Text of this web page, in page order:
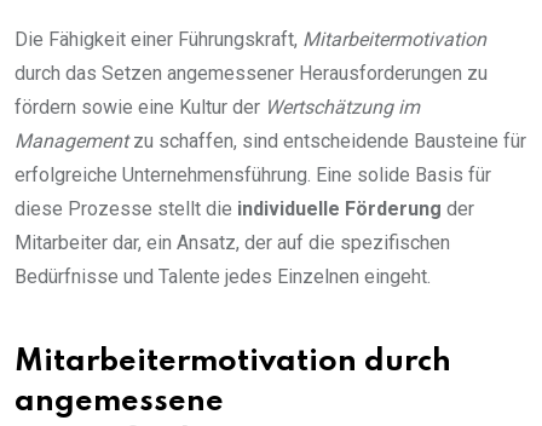
Die Fähigkeit einer Führungskraft, Mitarbeitermotivation
durch das Setzen angemessener Herausforderungen zu
fördern sowie eine Kultur der Wertschätzung im
Managementzu schaffen, sind entscheidende Bausteine für
erfolgreiche Unternehmensführung. Eine solide Basis für
diese Prozesse stellt die individuelle Förderung der
Mitarbeiter dar, ein Ansatz, der auf die spezifischen
Bedürfnisse und Talente jedes Einzelnen eingeht.
Mitarbeitermotivation durch
angemessene